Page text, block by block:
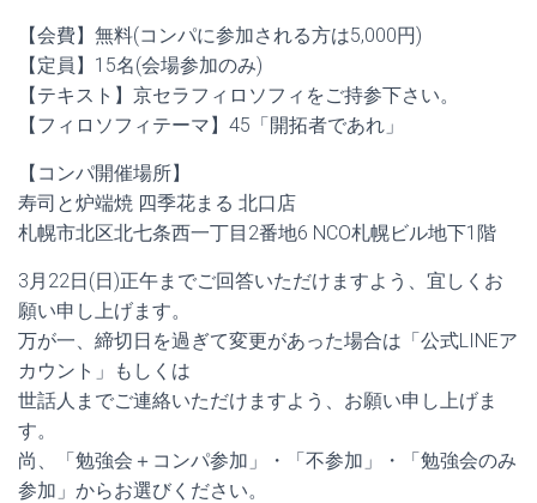
【会費】無料(コンパに参加される方は5,000円)
【定員】15名(会場参加のみ)
【テキスト】京セラフィロソフィをご持参下さい。
【フィロソフィテーマ】45「開拓者であれ」
【コンパ開催場所】
寿司と炉端焼 四季花まる 北口店
札幌市北区北七条西一丁目2番地6 NCO札幌ビル地下1階
3月22日(日)正午までご回答いただけますよう、宜しくお
願い申し上げます。
万が一、締切日を過ぎて変更があった場合は「公式LINEア
カウント」もしくは
世話人までご連絡いただけますよう、お願い申し上げま
す。
尚、「勉強会＋コンパ参加」・「不参加」・「勉強会のみ
参加」からお選びください。